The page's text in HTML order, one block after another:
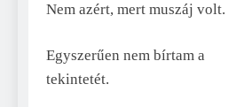
Nem azért, mert muszáj volt.
Egyszerűen nem bírtam a
tekintetét.